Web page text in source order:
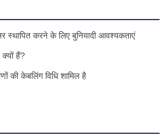
स्थापित करने के लिए बुनियादी आवश्यकताएं
क्यों हैं?
की केबलिंग विधि शामिल है